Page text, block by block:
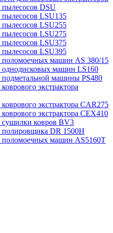
пылесосов DSU
пылесосов LSU135
пылесосов LSU255
пылесосов LSU275
пылесосов LSU375
пылесосов LSU395
поломоечных машин AS 380/15
однодисковых машин LS160
подметальной машины PS480
экстрактора
коврового экстрактора CAR275
экстрактора CEX410
сушилки ковров BV3
полировщика DR 1500H
поломоечных машин AS5160T